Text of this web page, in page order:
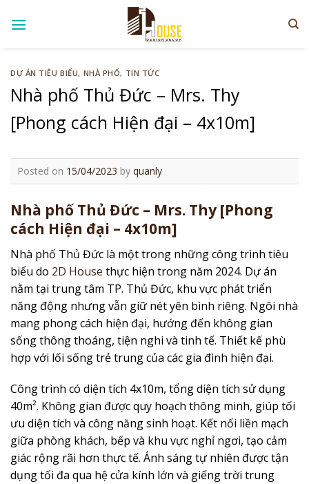
DỰ ÁN TIÊU BIỂU, NHÀ PHỐ, TIN TỨC
Nhà phố Thủ Đức – Mrs. Thy
[Phong cách Hiện đại – 4x10m]
Posted on 15/04/2023 by quanly
Nhà phố Thủ Đức – Mrs. Thy [Phong
cách Hiện đại – 4x10m]
Nhà phố Thủ Đức là một trong những công trình tiêu
biểu do 2D House thực hiện trong năm 2024. Dự án
nằm tại trung tâm TP. Thủ Đức, khu vực phát triển
năng động nhưng vẫn giữ nét yên bình riêng. Ngôi nhà
mang phong cách hiện đại, hướng đến không gian
sống thông thoáng, tiện nghi và tinh tế. Thiết kế phù
hợp với lối sống trẻ trung của các gia đình hiện đại.
Công trình có diện tích 4x10m, tổng diện tích sử dụng
40m². Không gian được quy hoạch thông minh, giúp tối
ưu diện tích và công năng sinh hoạt. Kết nối liền mạch
giữa phòng khách, bếp và khu vực nghỉ ngơi, tạo cảm
giác rộng rãi hơn thực tế. Ánh sáng tự nhiên được tận
dụng tối đa qua hệ cửa kính lớn và giếng trời trung